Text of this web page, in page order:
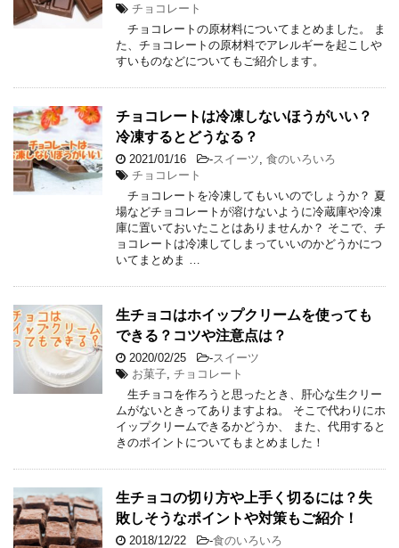
チョコレート
チョコレートの原材料についてまとめました。 ま
た、チョコレートの原材料でアレルギーを起こしや
すいものなどについてもご紹介します。
チョコレートは冷凍しないほうがいい？
冷凍するとどうなる？
2021/01/16 -スイーツ 食のいろいろ
チョコレート
チョコレートを冷凍してもいいのでしょうか？ 夏
場などチョコレートが溶けないように冷蔵庫や冷凍
庫に置いておいたことはありませんか？ そこで、チ
ョコレートは冷凍してしまっていいのかどうかにつ
いてまとめま …
生チョコはホイップクリームを使っても
できる？コツや注意点は？
2020/02/25 -スイーツ
お菓子 チョコレート
生チョコを作ろうと思ったとき、肝心な生クリー
ムがないときってありますよね。 そこで代わりにホ
イップクリームできるかどうか、 また、代用すると
きのポイントについてもまとめました！
生チョコの切り方や上手く切るには？失
敗しそうなポイントや対策もご紹介！
2018/12/22 -食のいろいろ